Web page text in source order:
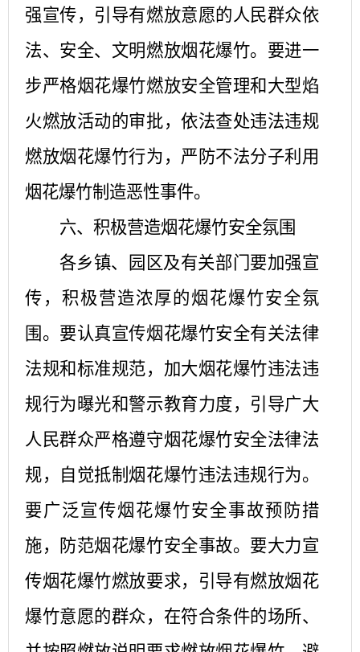
强宣传，引导有燃放意愿的人民群众依
法、安全、文明燃放烟花爆竹。要进一
步严格烟花爆竹燃放安全管理和大型焰
火燃放活动的审批，依法查处违法违规
燃放烟花爆竹行为，严防不法分子利用
烟花爆竹制造恶性事件。
六、积极营造烟花爆竹安全氛围
各乡镇、园区及有关部门要加强宣
传，积极营造浓厚的烟花爆竹安全氛
围。要认真宣传烟花爆竹安全有关法律
法规和标准规范，加大烟花爆竹违法违
规行为曝光和警示教育力度，引导广大
人民群众严格遵守烟花爆竹安全法律法
规，自觉抵制烟花爆竹违法违规行为。
要广泛宣传烟花爆竹安全事故预防措
施，防范烟花爆竹安全事故。要大力宣
传烟花爆竹燃放要求，引导有燃放烟花
爆竹意愿的群众，在符合条件的场所、